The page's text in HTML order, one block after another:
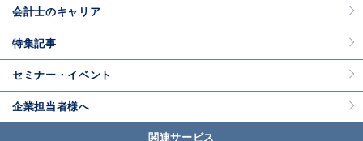
会計士のキャリア
特集記事
セミナー・イベント
企業担当者様へ
関連サービス